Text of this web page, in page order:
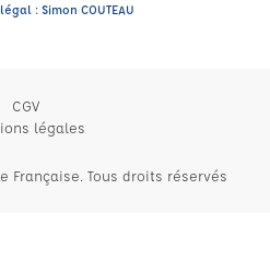
: Simon COUTEAU
CGV
légales
Française. Tous droits réservés